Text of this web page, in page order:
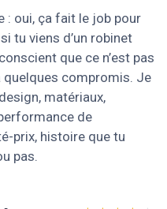
: oui, ça fait le job pour
tu viens d’un robinet
que ce n’est pas
quelques compromis. Je
matériaux,
de
prix, histoire que tu
pas.